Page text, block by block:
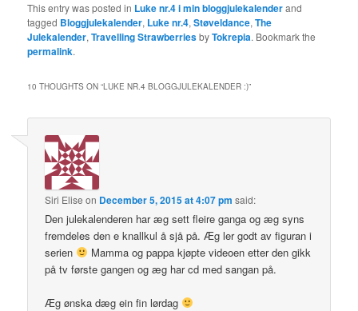
This entry was posted in Luke nr.4 i min bloggjulekalenderand
tagged Bloggjulekalender, Luke nr.4,Støveldance,The
Julekalender,Travelling StrawberriesbyTokrepia. Bookmark the
permalink.
10 THOUGHTS ON “LUKE NR.4 BLOGGJULEKALENDER :)”
Siri Elise on December 5, 2015 at 4:07 pm said:
Den julekalenderen har æg sett fleire ganga og æg syns
fremdeles den e knallkul å sjå på. Æg ler godt av figuran i
serien
Mamma og pappa kjøpte videoen etter den gikk
på tv første gangen og æg har cd med sangan på.
Æg ønska dæg ein fin lørdag